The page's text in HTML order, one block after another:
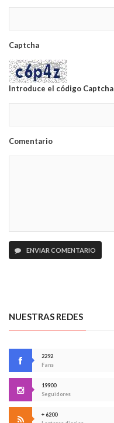
Captcha
Introduce el código Captcha
Comentario
ENVIAR COMENTARIO
NUESTRAS REDES
2292
Fans
19900
Seguidores
+ 6200